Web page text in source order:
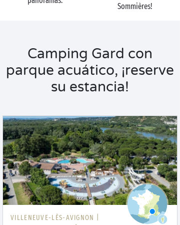
Sommières!
Camping Gard con
parque acuático, ¡reserve
su estancia!
VILLENEUVE-LÈS-AVIGNON |